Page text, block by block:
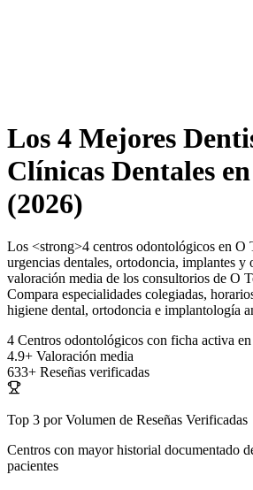
Los 4 Mejores
Clínicas Dentales
(2026)
Los <strong>4 centros odontológicos en O
urgencias dentales, ortodoncia, implantes y
valoración media de los consultorios de O
Compara especialidades colegiadas,
higiene dental, ortodoncia e implantología
4 Centros odontológicos con ficha activa
4.9+ Valoración media
633+ Reseñas verificadas
Top 3 por Volumen de Reseñas Verificadas
Centros con mayor historial documentado
pacientes